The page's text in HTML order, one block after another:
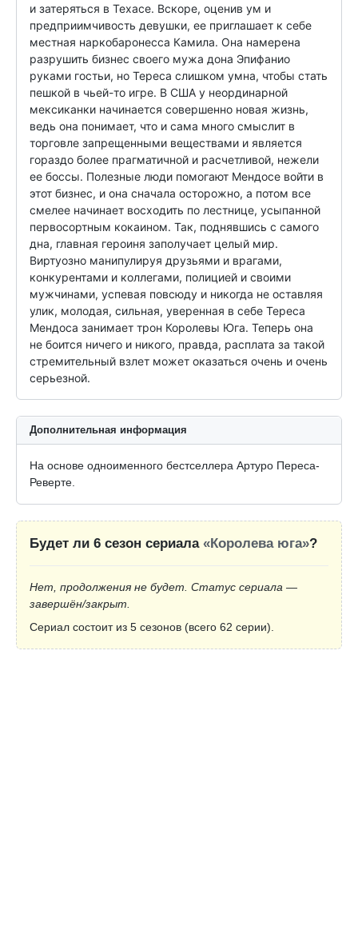
и затеряться в Техасе. Вскоре, оценив ум и
предприимчивость девушки, ее приглашает к себе
местная наркобаронесса Камила. Она намерена
разрушить бизнес своего мужа дона Эпифанио
руками гостьи, но Тереса слишком умна, чтобы стать
пешкой в чьей-то игре. В США у неординарной
мексиканки начинается совершенно новая жизнь,
ведь она понимает, что и сама много смыслит в
торговле запрещенными веществами и является
гораздо более прагматичной и расчетливой, нежели
ее боссы. Полезные люди помогают Мендосе войти в
этот бизнес, и она сначала осторожно, а потом все
смелее начинает восходить по лестнице, усыпанной
первосортным кокаином. Так, поднявшись с самого
дна, главная героиня заполучает целый мир.
Виртуозно манипулируя друзьями и врагами,
конкурентами и коллегами, полицией и своими
мужчинами, успевая повсюду и никогда не оставляя
улик, молодая, сильная, уверенная в себе Тереса
Мендоса занимает трон Королевы Юга. Теперь она
не боится ничего и никого, правда, расплата за такой
стремительный взлет может оказаться очень и очень
серьезной.
Дополнительная информация
На основе одноименного бестселлера Артуро Переса-
Реверте.
Будет ли 6 сезон сериала «Королева юга»?
Нет, продолжения не будет. Статус сериала —
завершён/закрыт.
Сериал состоит из 5 сезонов (всего 62 серии).